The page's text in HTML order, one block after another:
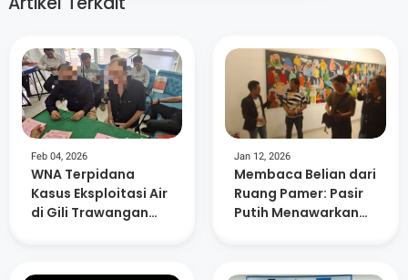
Feb 04, 2026
WNA Terpidana
Kasus Eksploitasi Air
di Gili Trawangan
Jan 12, 2026
Membaca Belian dari
Ruang Pamer: Pasir
Putih Menawarkan